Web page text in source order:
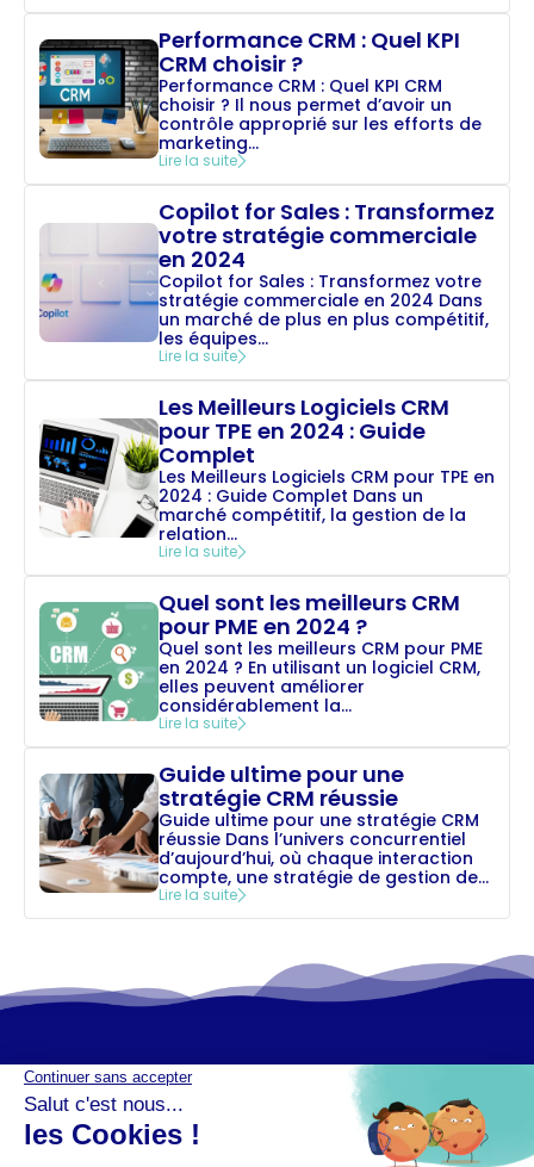
Performance CRM : Quel KPI
CRM choisir ?
Performance CRM : Quel KPI CRM
choisir ? Il nous permet d’avoir un
contrôle approprié sur les efforts de
marketing...
Lire la suite
Copilot for Sales : Transformez
votre stratégie commerciale
en 2024
Copilot for Sales : Transformez votre
stratégie commerciale en 2024 Dans
un marché de plus en plus compétitif,
les équipes...
Lire la suite
Les Meilleurs Logiciels CRM
pour TPE en 2024 : Guide
Complet
Les Meilleurs Logiciels CRM pour TPE en
2024 : Guide Complet Dans un
marché compétitif, la gestion de la
relation...
Lire la suite
Quel sont les meilleurs CRM
pour PME en 2024 ?
Quel sont les meilleurs CRM pour PME
en 2024 ? En utilisant un logiciel CRM,
elles peuvent améliorer
considérablement la...
Lire la suite
Guide ultime pour une
stratégie CRM réussie
Guide ultime pour une stratégie CRM
réussie Dans l’univers concurrentiel
d’aujourd’hui, où chaque interaction
compte, une stratégie de gestion de...
Lire la suite